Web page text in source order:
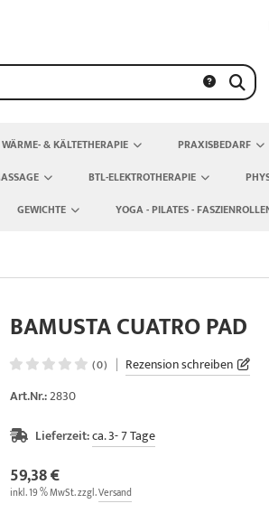
WÄRME- & KÄLTETHERAPIE PRAXISBEDARF
BTL-ELEKTROTHERAPIE
GEWICHTE YOGA - PILATES -
BAMUSTA CUATRO PAD
(0) | Rezension schreiben
Art.Nr.:2830
Lieferzeit:ca. 3- 7 Tage
59,38 €
inkl. 19 % MwSt. zzgl.Versand